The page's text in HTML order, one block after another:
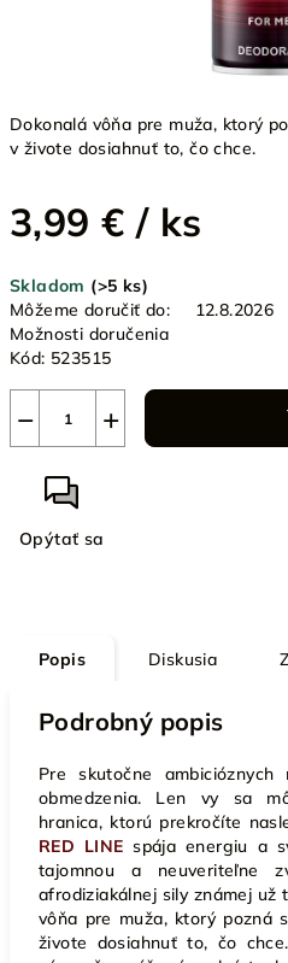
Dokonalá vôňa pre muža, ktorý
v živote dosiahnuť to, čo chce.
3,99 € / ks
cena:
Skladom (>5 ks)
Môžeme doručiť do:
12.8.2026
Možnosti doručenia
Kód: 523515
+
−
Opýtať sa
Popis Diskusia
Podrobný popis
Pre skutočne ambicióznych
obmedzenia. Len vy sa
hranica, ktorú prekročíte
RED LINE spája energiu a
tajomnou a neuveriteľne
afrodiziakálnej sily známej už
vôňa pre muža, ktorý pozná
živote dosiahnuť to, čo